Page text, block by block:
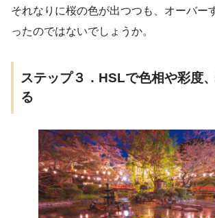
それなりに桜の色が出つつも、オーバー
ったのではないでしょうか。
ステップ３．HSLで色相や彩度
る